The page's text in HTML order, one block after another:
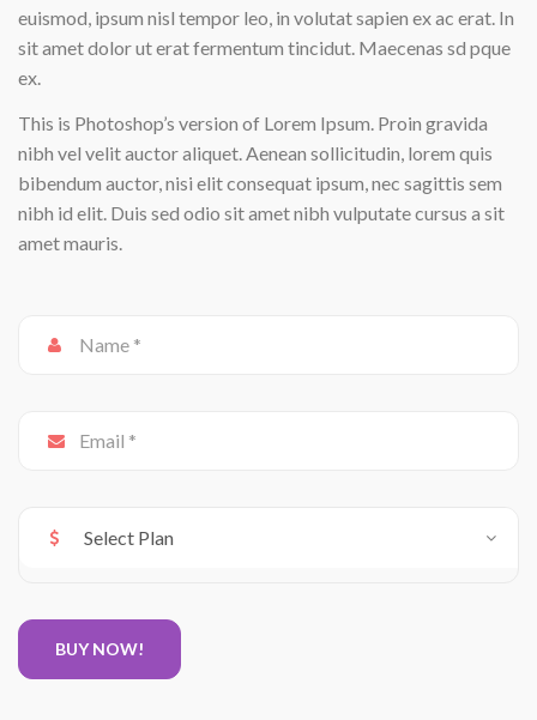
euismod, ipsum nisl tempor leo, in volutat sapien ex ac erat. In
sit amet dolor ut erat fermentum tincidut. Maecenas sd pque
ex.
This is Photoshop’s version of Lorem Ipsum. Proin gravida
nibh vel velit auctor aliquet. Aenean sollicitudin, lorem quis
bibendum auctor, nisi elit consequat ipsum, nec sagittis sem
nibh id elit. Duis sed odio sit amet nibh vulputate cursus a sit
amet mauris.